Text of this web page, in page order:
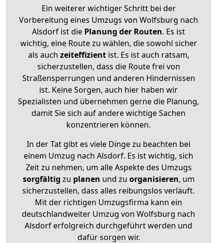
Ein weiterer wichtiger Schritt bei der
Vorbereitung eines Umzugs von Wolfsburg nach
Alsdorf ist die Planung der Routen. Es ist
wichtig, eine Route zu wählen, die sowohl sicher
als auch zeiteffizientist. Es ist auch ratsam,
sicherzustellen, dass die Route frei von
Straßensperrungen und anderen Hindernissen
ist. Keine Sorgen, auch hier haben wir
Spezialisten und übernehmen gerne die Planung,
damit Sie sich auf andere wichtige Sachen
konzentrieren können.
In der Tat gibt es viele Dinge zu beachten bei
einem Umzug nach Alsdorf. Es ist wichtig, sich
Zeit zu nehmen, um alle Aspekte des Umzugs
sorgfältig zu planen und zu organisieren, um
sicherzustellen, dass alles reibungslos verläuft.
Mit der richtigen Umzugsfirma kann ein
deutschlandweiter Umzug von Wolfsburg nach
Alsdorf erfolgreich durchgeführt werden und
dafür sorgen wir.